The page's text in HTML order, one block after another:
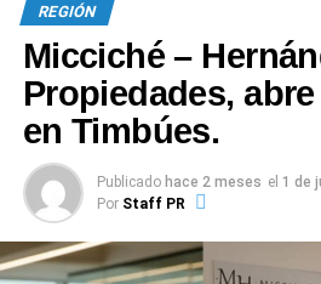
1 0
TEMAS RELACIONADOS:
REGIÓN
Micciché –
Propiedades,
en Timbúes.
Publicado hace 2 meses el 1 de
Por Staff PR